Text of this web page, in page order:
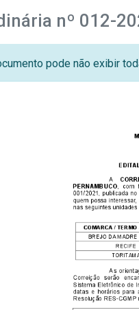
nº 012-
pode não exibir